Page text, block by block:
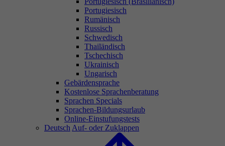
Portugiesisch
Rumänisch
Russisch
Schwedisch
Thailändisch
Tschechisch
Ukrainisch
Ungarisch
Gebärdensprache
Kostenlose Sprachenberatung
Sprachen Specials
Sprachen-Bildungsurlaub
Online-Einstufungstests
Deutsch Auf- oder Zuklappen